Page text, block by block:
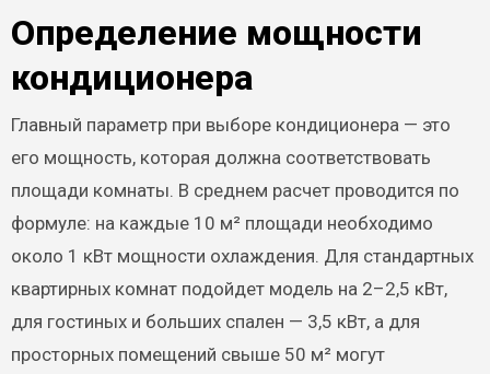
Определение мощности
кондиционера
Главный параметр при выборе кондиционера — это
его мощность, которая должна соответствовать
площади комнаты. В среднем расчет проводится по
формуле: на каждые 10 м² площади необходимо
около 1 кВт мощности охлаждения. Для стандартных
квартирных комнат подойдет модель на 2–2,5 кВт,
для гостиных и больших спален — 3,5 кВт, а для
просторных помещений свыше 50 м² могут